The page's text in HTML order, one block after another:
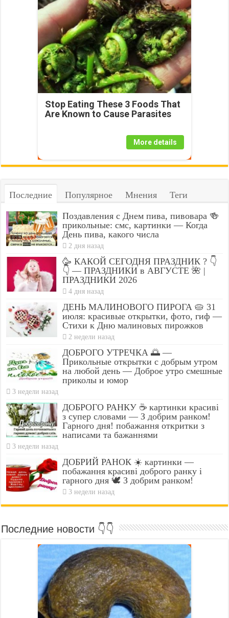
Stop Eating These 3 Foods That
Are Known to Cause Parasites
More details
Последние Популярное Мнения Теги
Поздавления с Днем пива, пивовара 🍻
прикольные: смс, картинки — Когда
День пива, какого числа
2 дня назад
🥳 КАКОЙ СЕГОДНЯ ПРАЗДНИК ? 👇
👇 — ПРАЗДНИКИ в АВГУСТЕ 🌺 |
ПРАЗДНИКИ 2026
4 дня назад
ДЕНЬ МАЛИНОВОГО ПИРОГА 🥧 31
июля: красивые открытки, фото, гиф —
Стихи к Дню малиновых пирожков
2 недели назад
ДОБРОГО УТРЕЧКА 🌅 —
Прикольные открытки с добрым утром
на любой день — Доброе утро смешные
приколы и юмор
3 недели назад
ДОБРОГО РАНКУ ☕ картинки красиві
з супер словами — З добрим ранком!
Гарного дня! побажання откритки з
написами та бажаннями
3 недели назад
ДОБРИЙ РАНОК ☀️ картинки —
побажання красиві доброго ранку і
гарного дня 🕊️ З добрим ранком!
3 недели назад
Последние новости 👇👇